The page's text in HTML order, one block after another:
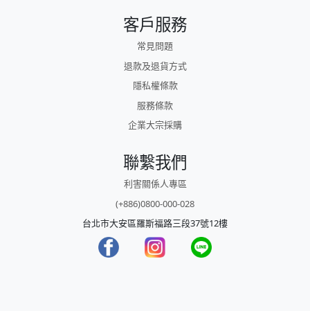
客戶服務
常見問題
退款及退貨方式
隱私權條款
服務條款
企業大宗採購
聯繫我們
利害關係人專區
(+886)0800-000-028
台北市大安區羅斯福路三段37號12樓